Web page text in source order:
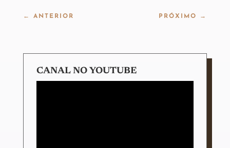
← ANTERIOR PRÓXIMO →
CANAL NO YOUTUBE